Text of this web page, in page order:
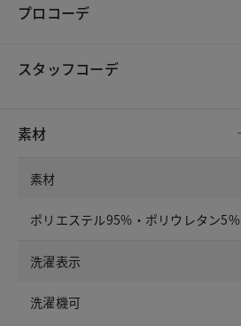
プロコーデ
スタッフコーデ
素材
素材
ポリエステル95%・ポリウレタン5%
洗濯表示
洗濯機可